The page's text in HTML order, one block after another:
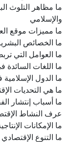
ما مظاهر التلوث
والإسلامي
ما مميزات موقع
ما الخصائص
ما العوامل التي
ما اللغات السائدة
ما الدول الإسلامية
ما هي التحديات
ما أسباب إنتشار
عرف النشاط
ما الإمكانات
ما التنوع الإقتصادي